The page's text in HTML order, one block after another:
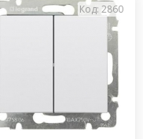
Код: 2860